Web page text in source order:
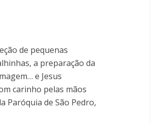
de pequenas
a preparação da
e Jesus
carinho pelas mãos
Paróquia de São Pedro,